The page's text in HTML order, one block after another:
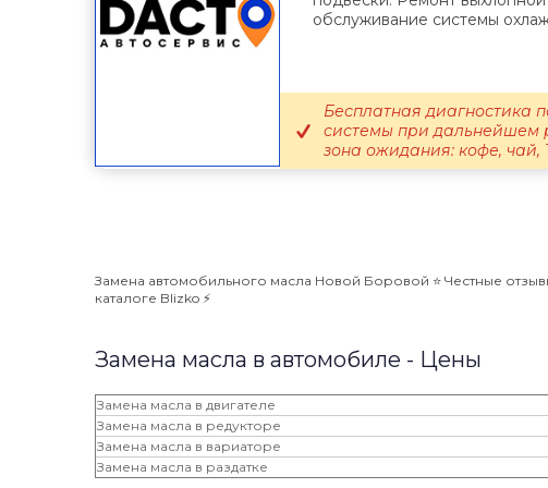
обслуживание системы
Бесплатная диагностика
системы при дальнейшем
зона ожидания: кофе, чай,
Замена автомобильного масла Новой Боровой ⭐️ Честные
каталоге Blizko ⚡️
Замена масла в автомобиле - Цены
Замена масла в двигателе
Замена масла в редукторе
Замена масла в вариаторе
Замена масла в раздатке